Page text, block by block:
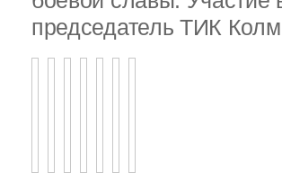
председатель ТИК